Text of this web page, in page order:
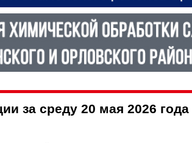
за среду 20 мая 2026 года